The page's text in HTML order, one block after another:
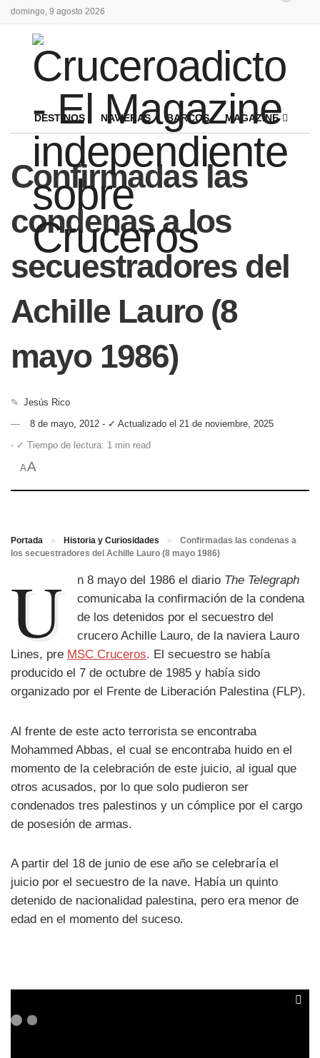
domingo, 9 agosto 2026
DESTINOS NAVIERAS BARCOS MAGAZINE
Confirmadas las
condenas a los
secuestradores del
Achille Lauro (8
mayo 1986)
✎ Jesús Rico
8 de mayo, 2012 - ✓ Actualizado el 21 de noviembre, 2025
- ✓ Tiempo de lectura: 1 min read
AA
Portada » Historia y Curiosidades »
Confirmadas las condenas a
los secuestradores del Achille Lauro (8 mayo 1986)
U n 8 mayo del 1986 el diario The Telegraph
comunicaba la confirmación de la condena
de los detenidos por el secuestro del
crucero Achille Lauro, de la naviera Lauro
Lines, pre MSC Cruceros. El secuestro se había
producido el 7 de octubre de 1985 y había sido
organizado por el Frente de Liberación Palestina (FLP).
Al frente de este acto terrorista se encontraba
Mohammed Abbas, el cual se encontraba huido en el
momento de la celebración de este juicio, al igual que
otros acusados, por lo que solo pudieron ser
condenados tres palestinos y un cómplice por el cargo
de posesión de armas.
A partir del 18 de junio de ese año se celebraría el
juicio por el secuestro de la nave. Había un quinto
detenido de nacionalidad palestina, pero era menor de
edad en el momento del suceso.